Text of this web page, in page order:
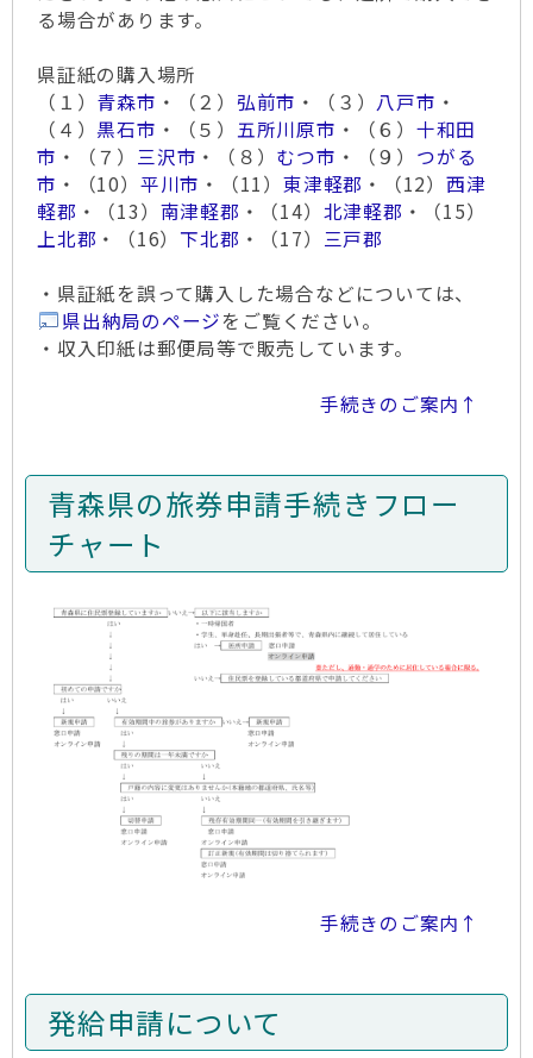
る場合があります。
県証紙の購入場所
（１） 青森市 ・（２） 弘前市 ・（３） 八戸市 ・
（４）黒石市 ・（５） 五所川原市 ・（６） 十和田
市 ・（７） 三沢市 ・（８） むつ市 ・（９） つがる
市 ・（10） 平川市 ・（11） 東津軽郡 ・（12）西津
軽郡 ・（13） 南津軽郡 ・（14） 北津軽郡 ・（15）
上北郡 ・（16） 下北郡 ・（17） 三戸郡
・県証紙を誤って購入した場合などについては、
県出納局のページをご覧ください。
・収入印紙は郵便局等で販売しています。
手続きのご案内↑
青森県の旅券申請手続きフロー
チャート
手続きのご案内↑
発給申請について